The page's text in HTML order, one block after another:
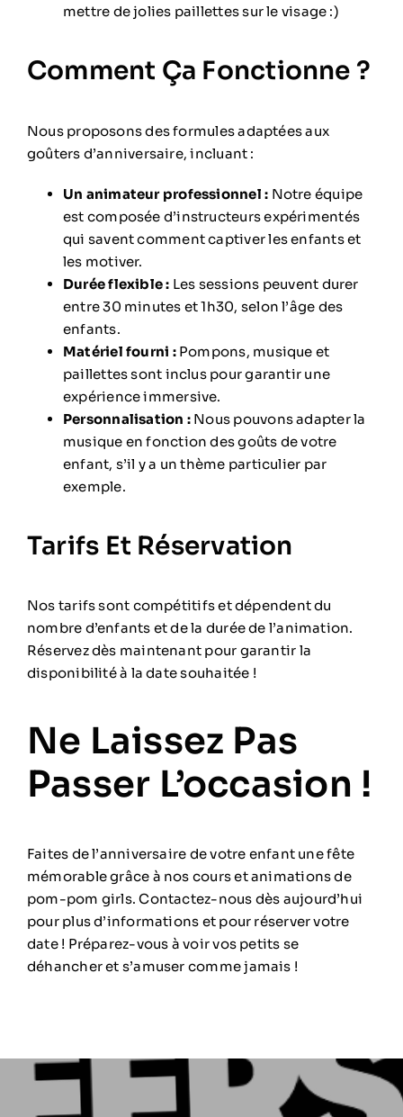
mettre de jolies paillettes sur le visage :)
Comment Ça Fonctionne ?
Nous proposons des formules adaptées aux
goûters d’anniversaire, incluant :
Un animateur professionnel : Notre équipe
est composée d’instructeurs expérimentés
qui savent comment captiver les enfants et
les motiver.
Durée flexible : Les sessions peuvent durer
entre 30 minutes et 1h30, selon l’âge des
enfants.
Matériel fourni :Pompons, musique et
paillettes sont inclus pour garantir une
expérience immersive.
Personnalisation : Nous pouvons adapter la
musique en fonction des goûts de votre
enfant, s’il y a un thème particulier par
exemple.
Tarifs Et Réservation
Nos tarifs sont compétitifs et dépendent du
nombre d’enfants et de la durée de l’animation.
Réservez dès maintenant pour garantir la
disponibilité à la date souhaitée !
Ne Laissez Pas
Passer L’occasion !
Faites de l’anniversaire de votre enfant une fête
mémorable grâce à nos cours et animations de
pom-pom girls. Contactez-nous dès aujourd’hui
pour plus d’informations et pour réserver votre
date ! Préparez-vous à voir vos petits se
déhancher et s’amuser comme jamais !